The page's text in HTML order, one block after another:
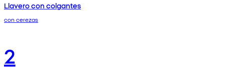
Llavero con colgantes
con cerezas
2